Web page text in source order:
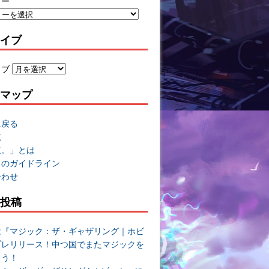
ブ
ップ
る
」とは
ガイドライン
せ
稿
マジック：ザ・ギャザリング｜ホビ
リリース！中つ国でまたマジックを
！